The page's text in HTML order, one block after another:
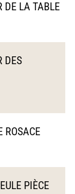
DE LA TABLE
DES
ROSACE
PIÈCE